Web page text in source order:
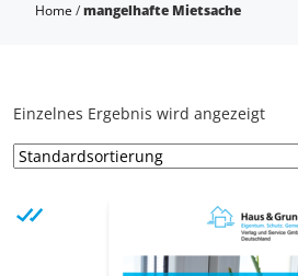
Home /mangelhafte Mietsache
Einzelnes Ergebnis wird angezeigt